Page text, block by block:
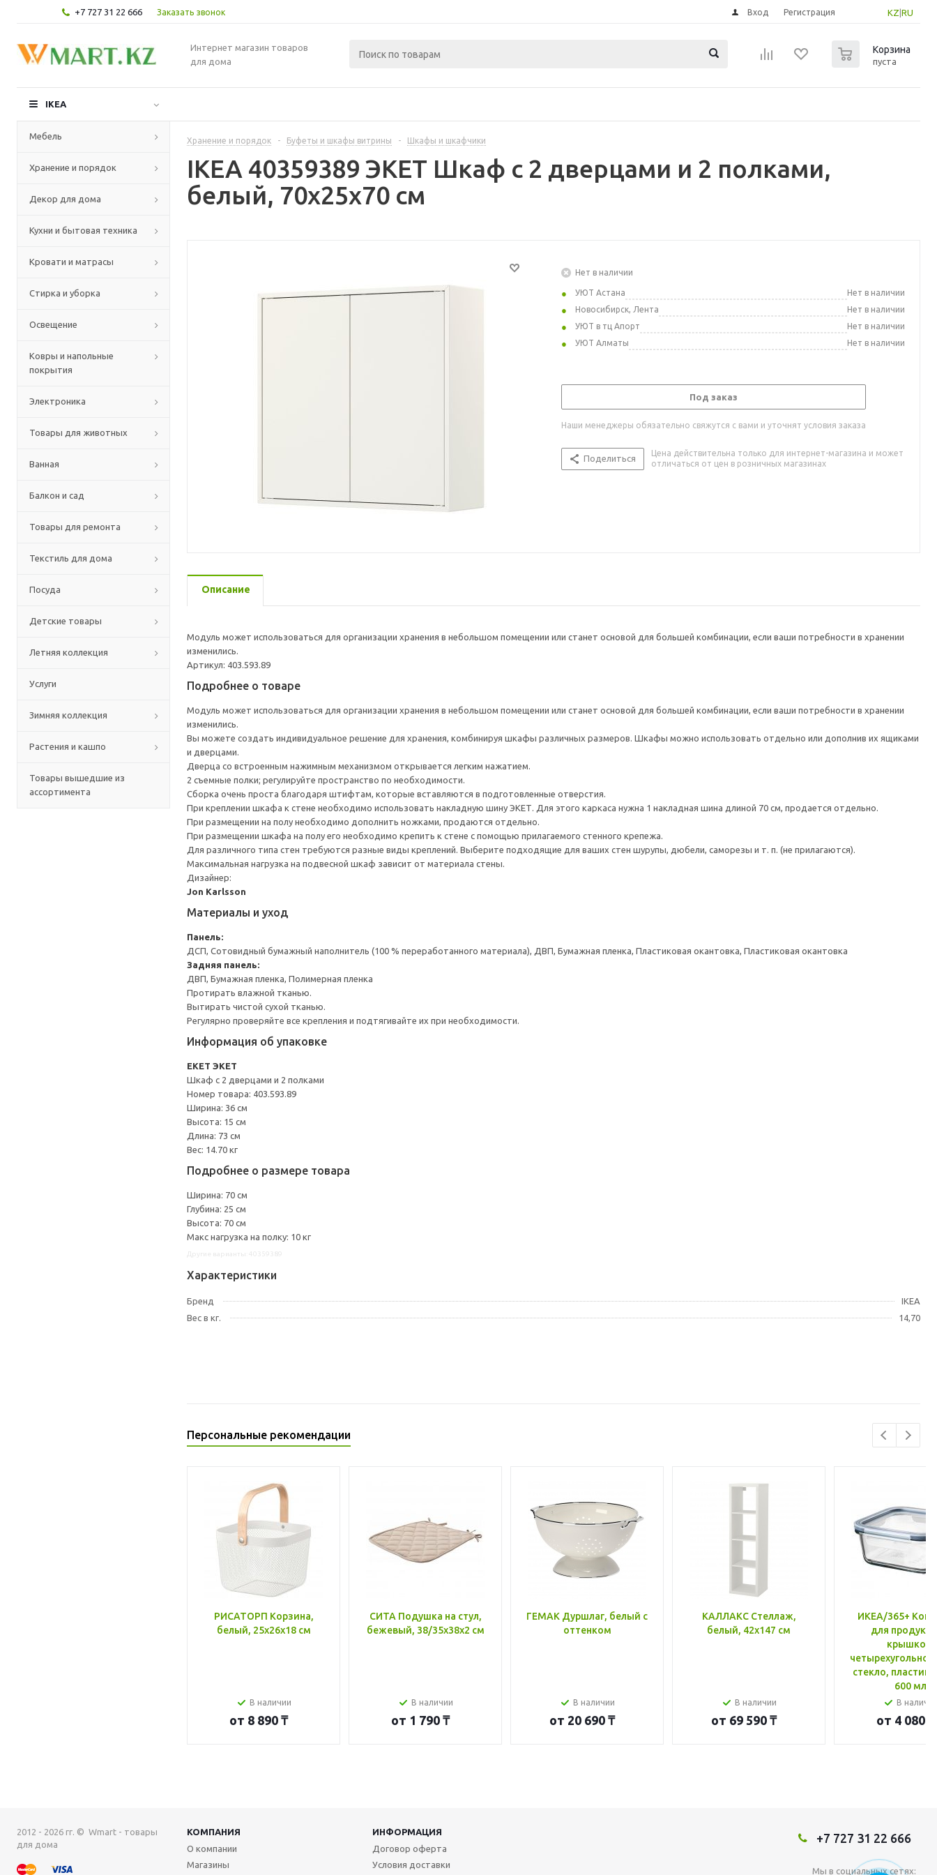
+7 727 31 22 666 Заказать звонок KZ RU
Вход Регистрация
Интернет магазин товаров
для дома
Корзина
пуста
IKEA
Мебель
Хранение и порядок
Декор для дома
Кухни и бытовая техника
Кровати и матрасы
Стирка и уборка
Освещение
Ковры и напольные
покрытия
Электроника
Товары для животных
Ванная
Балкон и сад
Товары для ремонта
Текстиль для дома
Посуда
Детские товары
Летняя коллекция
Услуги
Зимняя коллекция
Растения и кашпо
Товары вышедшие из
ассортимента
Хранение и порядок - Буфеты и шкафы витрины - Шкафы и шкафчики
IKEA 40359389 ЭКЕТ Шкаф с 2 дверцами и 2 полками,
белый, 70x25x70 см
Нет в наличии
УЮТ Астана
Нет в наличии
Новосибирск, Лента
Нет в наличии
УЮТ в тц Апорт
Нет в наличии
УЮТ Алматы
Нет в наличии
Под заказ
Наши менеджеры обязательно свяжутся с вами и уточнят условия заказа
Поделиться
Цена действительна только для интернет-магазина и может
отличаться от цен в розничных магазинах
Описание
Модуль может использоваться для организации хранения в небольшом помещении или станет основой для большей комбинации, если ваши потребности в хранении
изменились.
Артикул: 403.593.89
Подробнее о товаре
Модуль может использоваться для организации хранения в небольшом помещении или станет основой для большей комбинации, если ваши потребности в хранении
изменились.
Вы можете создать индивидуальное решение для хранения, комбинируя шкафы различных размеров. Шкафы можно использовать отдельно или дополнив их ящиками
и дверцами.
Дверца со встроенным нажимным механизмом открывается легким нажатием.
2 съемные полки; регулируйте пространство по необходимости.
Сборка очень проста благодаря штифтам, которые вставляются в подготовленные отверстия.
При креплении шкафа к стене необходимо использовать накладную шину ЭКЕТ. Для этого каркаса нужна 1 накладная шина длиной 70 см, продается отдельно.
При размещении на полу необходимо дополнить ножками, продаются отдельно.
При размещении шкафа на полу его необходимо крепить к стене с помощью прилагаемого стенного крепежа.
Для различного типа стен требуются разные виды креплений. Выберите подходящие для ваших стен шурупы, дюбели, саморезы и т. п. (не прилагаются).
Максимальная нагрузка на подвесной шкаф зависит от материала стены.
Дизайнер:
Jon Karlsson
Материалы и уход
Панель:
ДСП, Сотовидный бумажный наполнитель (100 % переработанного материала), ДВП, Бумажная пленка, Пластиковая окантовка, Пластиковая окантовка
Задняя панель:
ДВП, Бумажная пленка, Полимерная пленка
Протирать влажной тканью.
Вытирать чистой сухой тканью.
Регулярно проверяйте все крепления и подтягивайте их при необходимости.
Информация об упаковке
EKET ЭКЕТ
Шкаф с 2 дверцами и 2 полками
Номер товара: 403.593.89
Ширина: 36 см
Высота: 15 см
Длина: 73 см
Вес: 14.70 кг
Подробнее о размере товара
Ширина: 70 см
Глубина: 25 см
Высота: 70 см
Макс нагрузка на полку: 10 кг
Характеристики
Бренд
IKEA
Вес в кг.
14,70
Персональные рекомендации
РИСАТОРП Корзина,
белый, 25x26x18 см
В наличии
от 8 890 ₸
СИТА Подушка на стул,
бежевый, 38/35x38x2 см
В наличии
от 1 790 ₸
ГЕМАК Дуршлаг, белый с
оттенком
В наличии
от 20 690 ₸
КАЛЛАКС Стеллаж,
белый, 42x147 см
В наличии
от 69 590 ₸
ИКЕА/365+
для
крышкой,
стекло, пластик
600 мл
В
от 4 080 ₸
2012 - 2026 гг. © Wmart - товары
для дома
КОМПАНИЯ
ИНФОРМАЦИЯ
О компании
Магазины
Договор оферта
Условия доставки
+7 727 31 22 666
Мы в социальных сетях: